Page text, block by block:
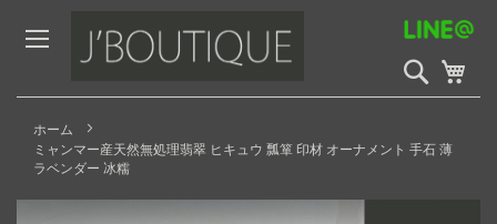
to
Content
検
索
開
ホーム
ミャンマー産天然無処理翡翠 ヒキュウ 瓢箪 印材 オーナメント 手石 薄
ラベンダー 冰糯
Skip